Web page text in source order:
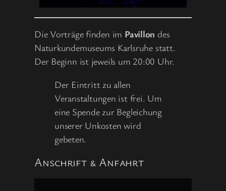
Die Vorträge finden im Pavillon des
Naturkundemuseums Karlsruhe statt.
Der Beginn ist jeweils um 20:00 Uhr.
Der Eintritt zu allen
Veranstaltungen ist frei. Um
eine Spende zur Begleichung
unserer Unkosten wird
gebeten.
Anschrift & Anfahrt